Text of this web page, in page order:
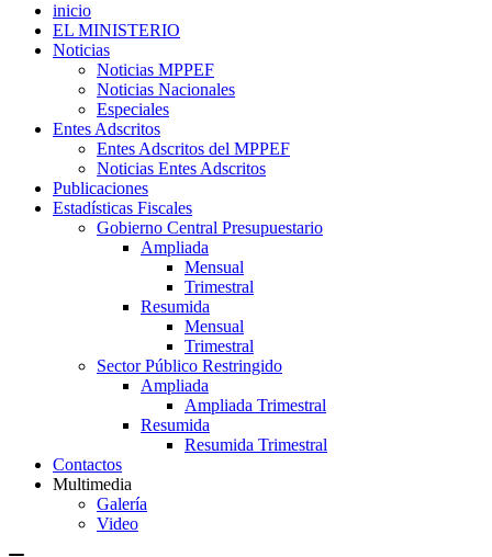
inicio
EL MINISTERIO
Noticias
Noticias MPPEF
Noticias Nacionales
Especiales
Entes Adscritos
Entes Adscritos del MPPEF
Noticias Entes Adscritos
Publicaciones
Estadísticas Fiscales
Gobierno Central Presupuestario
Ampliada
Mensual
Trimestral
Resumida
Mensual
Trimestral
Sector Público Restringido
Ampliada
Ampliada Trimestral
Resumida
Resumida Trimestral
Contactos
Multimedia
Galería
Video